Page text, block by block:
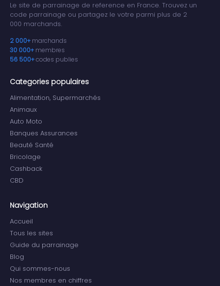
Le site de parrainage de reference en France. Trouvez un
code parrainage ou partagez le votre parmi plus de 2
000 marchands.
2 000+ marchands
30 000+ membres
56 500+codes publies
Categories populaires
Alimentation, Supermarchés
Animaux
Auto Moto
Banques Assurances
Beauté Santé
Bricolage
Cashback
CBD
Navigation
Accueil
Tous les sites
Guide du parrainage
Blog
Qui sommes-nous
Nos membres en chiffres